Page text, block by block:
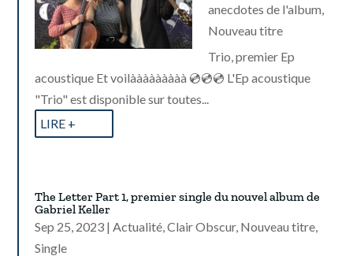
anecdotes de l'album,
Nouveau titre
Trio, premier Ep
acoustique Et voilààààààààà 💿💿💿 L'Ep acoustique
"Trio" est disponible sur toutes...
LIRE +
The Letter Part 1, premier single du nouvel album de
Gabriel Keller
Sep 25, 2023 |Actualité,Clair Obscur, Nouveau titre,
Single